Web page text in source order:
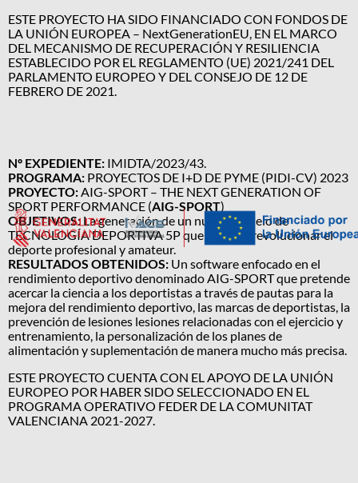
ESTE PROYECTO HA SIDO FINANCIADO CON FONDOS DE
LA UNIÓN EUROPEA – NextGenerationEU, EN EL MARCO
DEL MECANISMO DE RECUPERACIÓN Y RESILIENCIA
ESTABLECIDO POR EL REGLAMENTO (UE) 2021/241 DEL
PARLAMENTO EUROPEO Y DEL CONSEJO DE 12 DE
FEBRERO DE 2021.
Nº EXPEDIENTE: IMIDTA/2023/43.
PROGRAMA: PROYECTOS DE I+D DE PYME (PIDI-CV) 2023
PROYECTO:AIG-SPORT – THE NEXT GENERATION OF
SPORT PERFORMANCE (AIG-SPORT)
OBJETIVOS: La generación de un nuevo modelo de
TECNOLOGÍA DEPORTIVA 5P que permita revolucionar el
deporte profesional y amateur.
RESULTADOS OBTENIDOS: Un software enfocado en el
rendimiento deportivo denominado AIG-SPORT que pretende
acercar la ciencia a los deportistas a través de pautas para la
mejora del rendimiento deportivo, las marcas de deportistas, la
prevención de lesiones lesiones relacionadas con el ejercicio y
entrenamiento, la personalización de los planes de
alimentación y suplementación de manera mucho más precisa.
ESTE PROYECTO CUENTA CON EL APOYO DE LA UNIÓN
EUROPEO POR HABER SIDO SELECCIONADO EN EL
PROGRAMA OPERATIVO FEDER DE LA COMUNITAT
VALENCIANA 2021-2027.